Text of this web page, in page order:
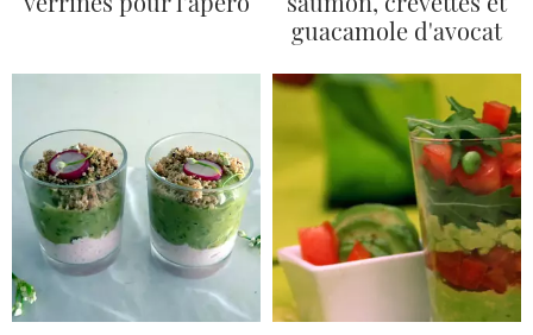
guacamole d'avocat